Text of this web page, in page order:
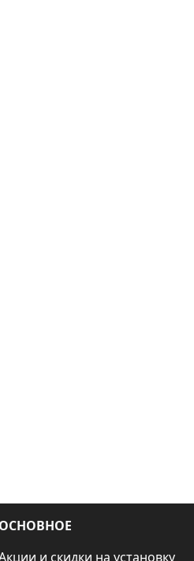
ОСНОВНОЕ
и скидки на установку